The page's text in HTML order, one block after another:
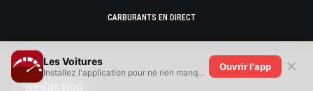
CARBURANTS EN DIRECT
Rédaction
Les Voitures
Installez l'application pour ne rien manquer !
Ouvrir l'app ✕